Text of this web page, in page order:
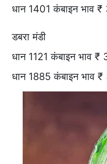
धान 1401 कंबाइन भाव
डबरा मंडी
धान 1121 कंबाइन भाव
धान 1885 कंबाइन भाव